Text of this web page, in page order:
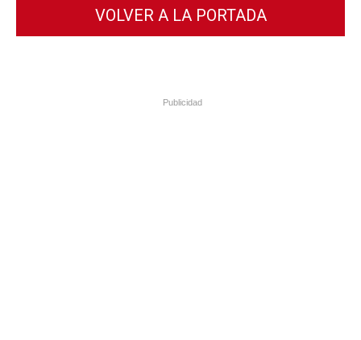
VOLVER A LA PORTADA
Publicidad